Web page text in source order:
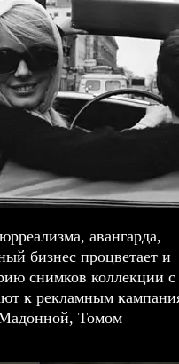
авангарда,
бизнес процветает и
снимков коллекции с
к рекламным
Томом